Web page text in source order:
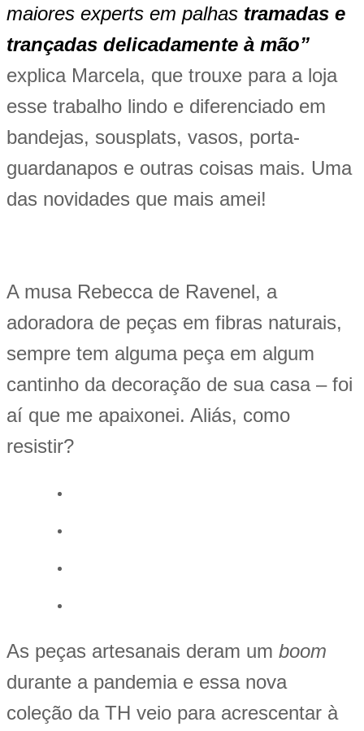
maiores experts em palhas tramadas e
trançadas delicadamente à mão”
explica Marcela, que trouxe para a loja
esse trabalho lindo e diferenciado em
bandejas, sousplats, vasos, porta-
guardanapos e outras coisas mais. Uma
das novidades que mais amei!
A musa Rebecca de Ravenel, a
adoradora de peças em fibras naturais,
sempre tem alguma peça em algum
cantinho da decoração de sua casa – foi
aí que me apaixonei. Aliás, como
resistir?
As peças artesanais deram um boom
durante a pandemia e essa nova
coleção da TH veio para acrescentar à